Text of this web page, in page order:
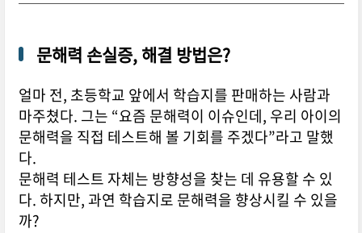
문해력 손실증, 해결 방법은?
얼마 전, 초등학교 앞에서 학습지를 판매하는 사람과
마주쳤다. 그는 “요즘 문해력이 이슈인데, 우리 아이의
문해력을 직접 테스트해 볼 기회를 주겠다”라고 말했
다.
문해력 테스트 자체는 방향성을 찾는 데 유용할 수 있
다. 하지만, 과연 학습지로 문해력을 향상시킬 수 있을
까?